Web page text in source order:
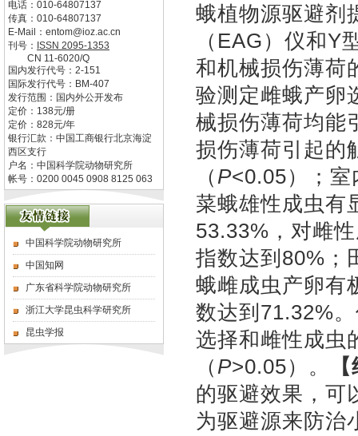
电话： 010-64807137
传真： 010-64807137
E-Mail： entom@ioz.ac.cn
刊号： ISSN 2095-1353
CN 11-6020/Q
国内发行代号： 2-151
国际发行代号： BM-407
发行范围：国内外公开发布
定价： 138元/册
定价： 828元/年
银行汇款：中国工商银行北京海淀
西区支行
户名：中国科学院动物研究所
帐号：0200 0045 0908 8125 063
中国科学院动物研究所
中国知网
广东省科学院动物研究所
浙江大学昆虫科学研究所
昆虫学报
蛾植物源驱避剂
（EAG）仪和
和机械损伤薄荷
验测定雌蛾产卵
械损伤薄荷均能
损伤薄荷引起的
（ P<0.05）；
菜蛾雄性成虫有
53.33%，对雌
指数达到80%；
蛾雌成虫产卵有
数达到71.32%
选择和雌性成虫
（ P>0.05）。
的驱避效果，可
为驱避源来防治